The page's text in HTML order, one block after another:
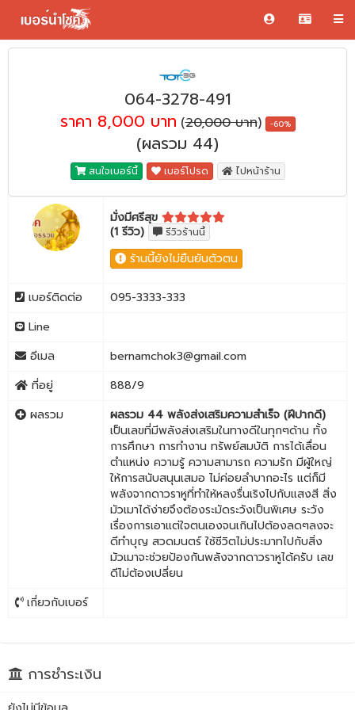
064-3278-491
ราคา 8,000 บาท (20,000 บาท) -60%
(ผลรวม 44)
สนใจเบอร์นี้ เบอร์โปรด ไปหน้าร้าน
มั่งมีศรีสุข
(1 รีวิว)
รีวิวร้านนี้
ร้านนี้ยังไม่ยืนยันตัวตน
เบอร์ติดต่อ
095-3333-333
Line
อีเมล
bernamchok3@gmail.com
ที่อยู่
888/9
ผลรวม
ผลรวม 44 พลังส่งเสริมความสำเร็จ (ฝีปากดี)
เป็นเลขที่มีพลังส่งเสริมในทางดีในทุกๆด้าน ทั้ง
การศึกษา การทำงาน ทรัพย์สมบัติ การได้เลื่อน
ตำแหน่ง ความรู้ ความสามารถ ความรัก มีผู้ใหญ่
ให้การสนับสนุนเสมอ ไม่ค่อยลำบากอะไร แต่ก็มี
พลังจากดาวราหูที่ทำให้หลงรื่นเริงไปกับแสงสี สิ่ง
มัวเมาได้ง่ายจึงต้องระมัดระวังเป็นพิเศษ ระวัง
เรื่องการเอาแต่ใจตนเองจนเกินไปต้องลดๆลงจะ
ดีทำบุญ สวดมนตร์ ใช้ชีวิตไม่ประมาทไปกับสิ่ง
มัวเมาจะช่วยป้องกันพลังจากดาวราหูได้ครับ เลข
ดีไม่ต้องเปลี่ยน
เกี่ยวกับเบอร์
การชำระเงิน